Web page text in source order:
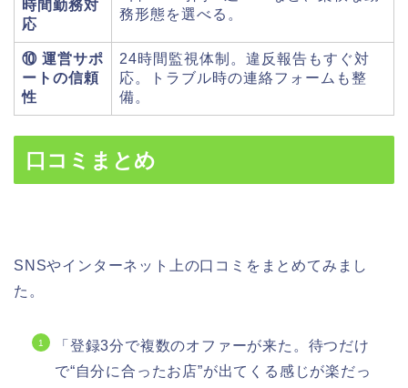
時間勤務対
応
務形態を選べる。
⑩ 運営サポ
ートの信頼
性
24時間監視体制。違反報告もすぐ対
応。トラブル時の連絡フォームも整
備。
口コミまとめ
SNSやインターネット上の口コミをまとめてみまし
た。
「登録3分で複数のオファーが来た。待つだけ
で“自分に合ったお店”が出てくる感じが楽だっ